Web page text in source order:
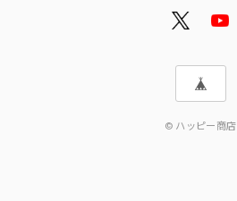
© ハッピー商店